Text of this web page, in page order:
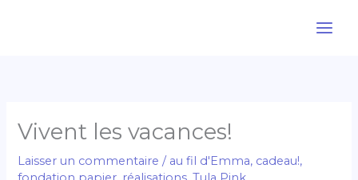
Vivent les vacances!
Laisser un commentaire / au fil d'Emma, cadeau!,